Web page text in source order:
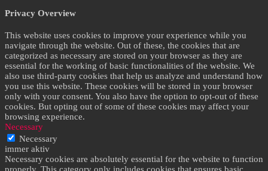
Privacy Overview
This website uses cookies to improve your experience while you
navigate through the website. Out of these, the cookies that are
categorized as necessary are stored on your browser as they are
essential for the working of basic functionalities of the website. We
also use third-party cookies that help us analyze and understand how
you use this website. These cookies will be stored in your browser
only with your consent. You also have the option to opt-out of these
cookies. But opting out of some of these cookies may affect your
browsing experience.
Necessary
Necessary
immer aktiv
Necessary cookies are absolutely essential for the website to function